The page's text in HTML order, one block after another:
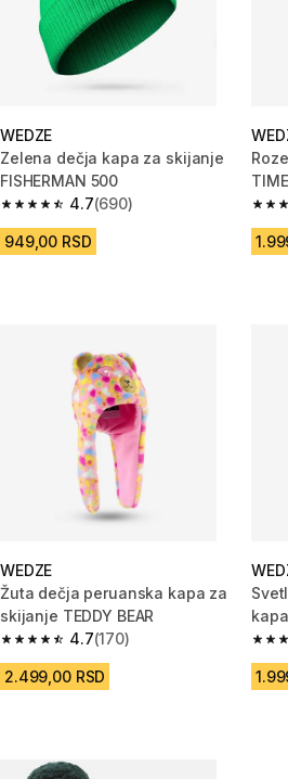
WEDZE
Zelena dečja kapa za skijanje
FISHERMAN 500
4.7
4.7 od 5 zvezdica from 690 Recenzije
(690)
949,00 RSD
4.6
WEDZE
Žuta dečja peruanska kapa za
skijanje TEDDY BEAR
4.7
4.7 od 5 zvezdica from 170 Recenzije
(170)
2.499,00 RSD
4.7